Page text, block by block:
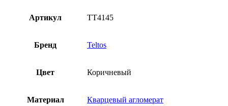
Артикул TT4145
Бренд Teltos
Цвет Коричневый
Материал Кварцевый агломерат